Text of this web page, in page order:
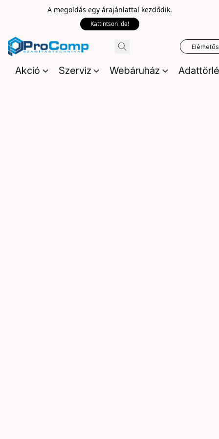
A megoldás egy árajánlattal kezdődik.
Kattintson ide!
Akció Szerviz Webáruház